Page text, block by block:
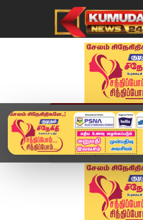
முகப்பு விளையாட்டு
Home வீடியோ ஸ்டோரி